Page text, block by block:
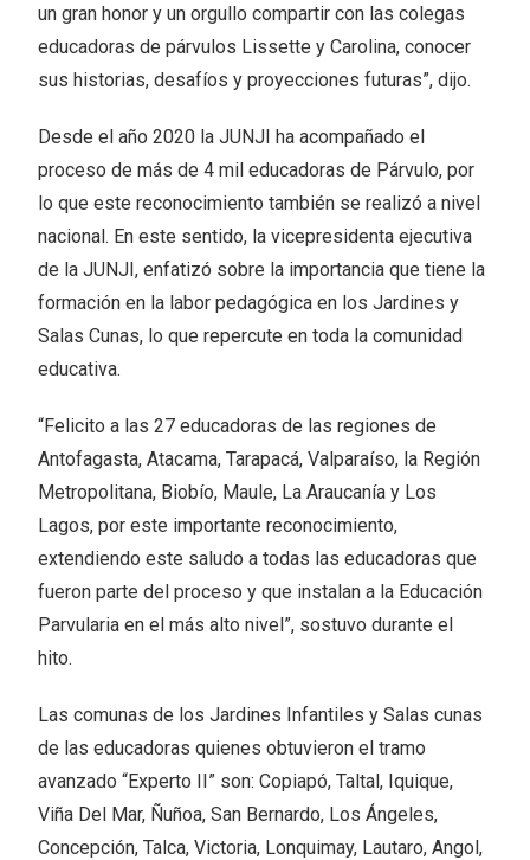
un gran honor y un orgullo compartir con las colegas
educadoras de párvulos Lissette y Carolina, conocer
sus historias, desafíos y proyecciones futuras”, dijo.
Desde el año 2020 la JUNJI ha acompañado el
proceso de más de 4 mil educadoras de Párvulo, por
lo que este reconocimiento también se realizó a nivel
nacional. En este sentido, la vicepresidenta ejecutiva
de la JUNJI, enfatizó sobre la importancia que tiene la
formación en la labor pedagógica en los Jardines y
Salas Cunas, lo que repercute en toda la comunidad
educativa.
“Felicito a las 27 educadoras de las regiones de
Antofagasta, Atacama, Tarapacá, Valparaíso, la Región
Metropolitana, Biobío, Maule, La Araucanía y Los
Lagos, por este importante reconocimiento,
extendiendo este saludo a todas las educadoras que
fueron parte del proceso y que instalan a la Educación
Parvularia en el más alto nivel”, sostuvo durante el
hito.
Las comunas de los Jardines Infantiles y Salas cunas
de las educadoras quienes obtuvieron el tramo
avanzado “Experto II” son: Copiapó, Taltal, Iquique,
Viña Del Mar, Ñuñoa, San Bernardo, Los Ángeles,
Concepción, Talca, Victoria, Lonquimay, Lautaro, Angol,